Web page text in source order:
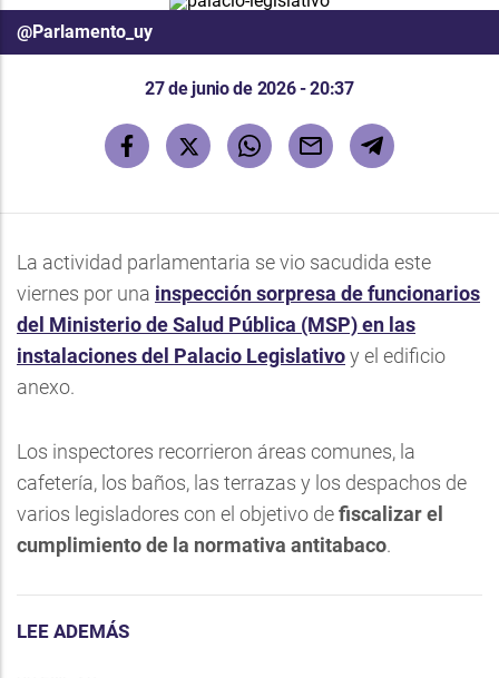
@Parlamento_uy
27 de junio de 2026 - 20:37
La actividad parlamentaria se vio sacudida este
viernes por una inspección sorpresa de funcionarios
del Ministerio de Salud Pública (MSP) en las
instalaciones del Palacio Legislativoy el edificio
anexo.
Los inspectores recorrieron áreas comunes, la
cafetería, los baños, las terrazas y los despachos de
varios legisladores con el objetivo defiscalizar el
cumplimiento de la normativa antitabaco.
LEE ADEMÁS